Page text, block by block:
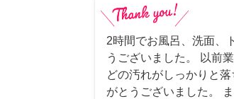
2時間でお風呂、洗面、
うございました。 以前
どの汚れがしっかりと
がとうございました。